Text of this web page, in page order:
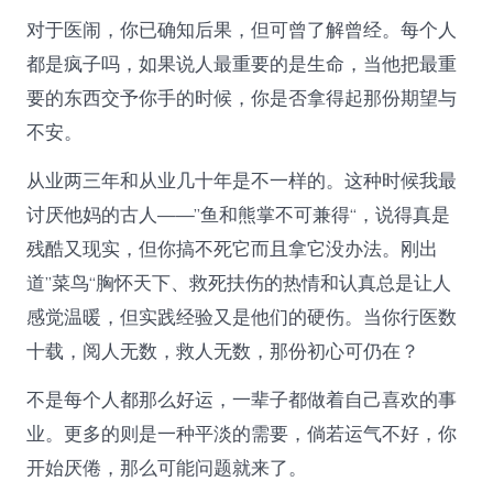
对于医闹，你已确知后果，但可曾了解曾经。每个人
都是疯子吗，如果说人最重要的是生命，当他把最重
要的东西交予你手的时候，你是否拿得起那份期望与
不安。
从业两三年和从业几十年是不一样的。这种时候我最
讨厌他妈的古人——”鱼和熊掌不可兼得“，说得真是
残酷又现实，但你搞不死它而且拿它没办法。刚出
道”菜鸟“胸怀天下、救死扶伤的热情和认真总是让人
感觉温暖，但实践经验又是他们的硬伤。当你行医数
十载，阅人无数，救人无数，那份初心可仍在？
不是每个人都那么好运，一辈子都做着自己喜欢的事
业。更多的则是一种平淡的需要，倘若运气不好，你
开始厌倦，那么可能问题就来了。